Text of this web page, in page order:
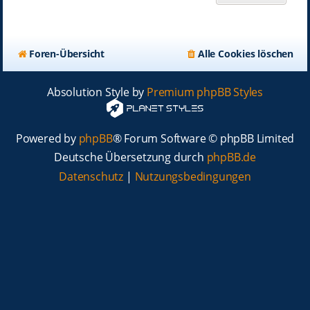
Foren-Übersicht Alle Cookies löschen
Absolution Style by Premium phpBB Styles
Powered by phpBB® Forum Software © phpBB Limited
Deutsche Übersetzung durch phpBB.de
Datenschutz | Nutzungsbedingungen